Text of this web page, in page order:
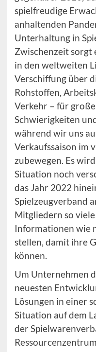
spielfreudige
anhaltenden
Unterhaltung in
Zwischenzeit sorgt
in den weltweiten
Verschiffung über
Rohstoffen,
Verkehr – für
Schwierigkeiten
während wir uns
Verkaufssaison im
zubewegen. Es
Situation noch
das Jahr 2022
Spielzeugverband
Mitgliedern so
Informationen wie
stellen, damit ihre
können.
Um Unternehmen
neuesten
Lösungen in einer
Situation auf dem
der